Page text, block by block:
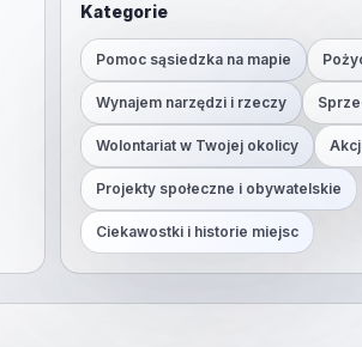
Kategorie
Pomoc sąsiedzka na mapie
Wynajem narzędzi i rzeczy
Wolontariat w Twojej okolicy
Projekty społeczne i obywatelskie
Ciekawostki i historie miejsc